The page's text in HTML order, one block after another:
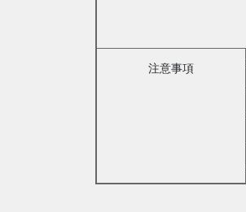
注意事項